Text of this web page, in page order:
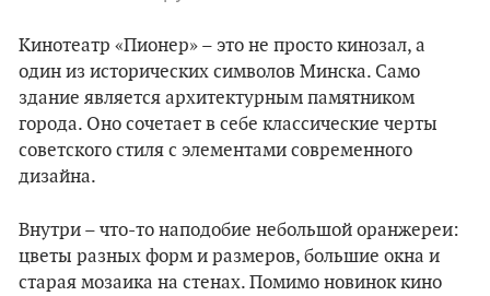
Кинотеатр «Пионер» – это не просто кинозал, а
один из исторических символов Минска. Само
здание является архитектурным памятником
города. Оно сочетает в себе классические черты
советского стиля с элементами современного
дизайна.
Внутри – что-то наподобие небольшой оранжереи:
цветы разных форм и размеров, большие окна и
старая мозаика на стенах. Помимо новинок кино